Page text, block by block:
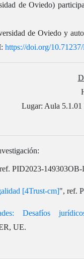
de Oviedo)
de Oviedo y
https://doi.org/
Lugar: Aula
PID2023-
[4Trust-cm]", ref.
Desafíos
UE.